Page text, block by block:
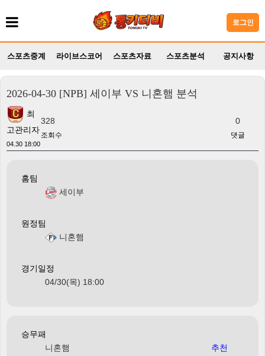
로그인
스포츠중계 라이브스코어 스포츠자료 스포츠분석 공지사항
2026-04-30 [NPB] 세이부 VS 니혼햄 분석
최
고관리자
04.30 18:00
328
조회수
0
댓글
홈팀
세이부
원정팀
니혼햄
경기일정
04/30(목) 18:00
승무패
니혼햄
추천